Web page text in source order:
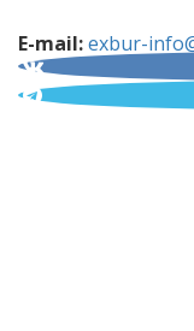
E-mail:exbur-